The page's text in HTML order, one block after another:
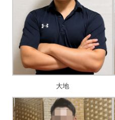
大地